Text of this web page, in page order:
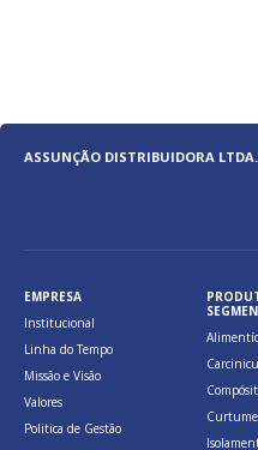
ASSUNÇÃO DISTRIBUIDORA LTDA.
EMPRESA
Institucional
Linha do Tempo
Missão e Visão
Valores
Politica de Gestão
Curtume